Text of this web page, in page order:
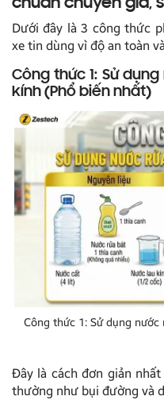
chuẩn chuyên gia,
Dưới đây là 3 công thức
xe tin dùng vì độ an toàn
Công thức 1: Sử
kính (Phổ biến nhất)
Công thức 1: Sử dụng
Đây là cách đơn giản
thường như bụi đường và